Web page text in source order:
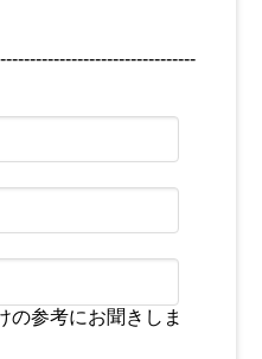
参考にお聞きしま